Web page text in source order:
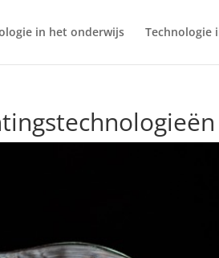
in het onderwijs Technologie